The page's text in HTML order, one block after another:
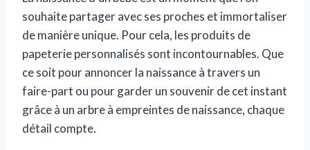
souhaite partager avec ses proches et immortaliser
de manière unique. Pour cela, les produits de
papeterie personnalisés sont incontournables. Que
ce soit pour annoncer la naissance à travers un
faire-part ou pour garder un souvenir de cet instant
grâce à un arbre à empreintes de naissance, chaque
détail compte.